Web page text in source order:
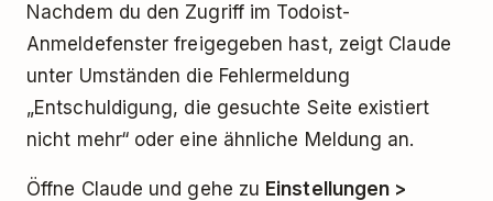
Nachdem du den Zugriff im Todoist-
Anmeldefenster freigegeben hast, zeigt Claude
unter Umständen die Fehlermeldung
„Entschuldigung, die gesuchte Seite existiert
nicht mehr“ oder eine ähnliche Meldung an.
Öffne Claude und gehe zu Einstellungen >